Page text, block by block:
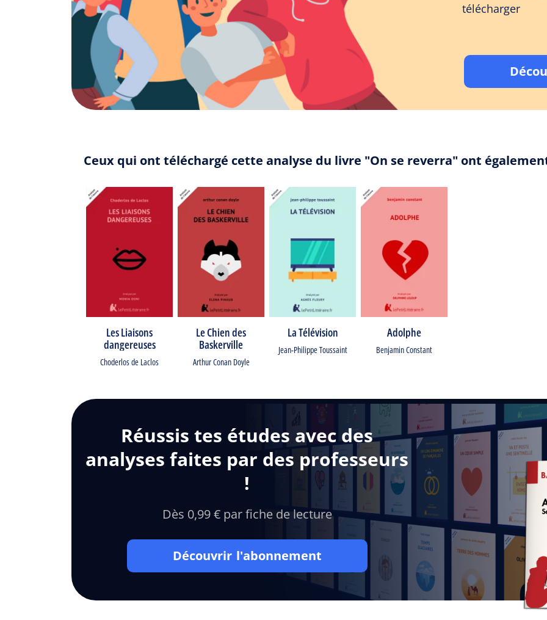
télécharger
Ceux qui ont téléchargé cette analyse du livre "On se reverra" ont
Les Liaisons
dangereuses
Choderlos de Laclos
Le Chien des
Baskerville
Arthur Conan Doyle
La Télévision
Jean-Philippe Toussaint
Adolphe
Benjamin Constant
Réussis tes études avec des
analyses faites par des professeurs
!
Dès 0,99 € par fiche de lecture
Découvrir l'abonnement